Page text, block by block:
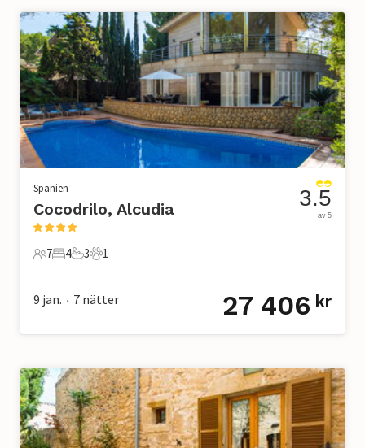
Spanien
Cocodrilo, Alcudia
7 Gäster
7
4 Sovrum
4
3 Badrum
3
1 Husdjur
1
3.5
av 5
9 jan. • 7 nätter 27 406 kr